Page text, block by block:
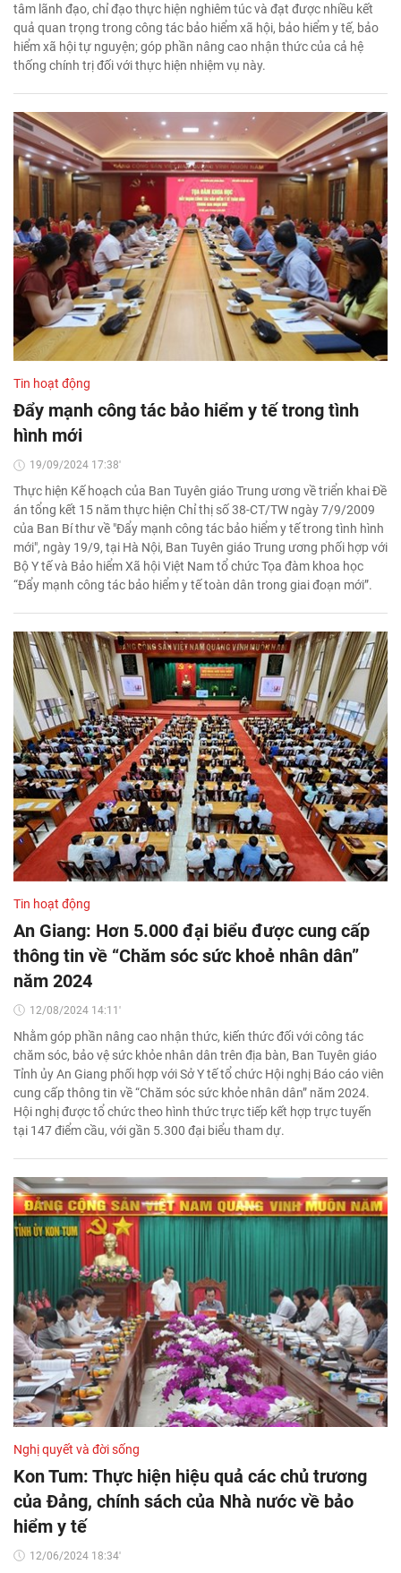
tâm lãnh đạo, chỉ đạo thực hiện nghiêm túc và đạt được nhiều kết
quả quan trọng trong công tác bảo hiểm xã hội, bảo hiểm y tế, bảo
hiểm xã hội tự nguyện; góp phần nâng cao nhận thức của cả hệ
thống chính trị đối với thực hiện nhiệm vụ này.
Tin hoạt động
Đẩy mạnh công tác bảo hiểm y tế trong tình
hình mới
19/09/2024 17:38'
Thực hiện Kế hoạch của Ban Tuyên giáo Trung ương về triển khai Đề
án tổng kết 15 năm thực hiện Chỉ thị số 38-CT/TW ngày 7/9/2009
của Ban Bí thư về "Đẩy mạnh công tác bảo hiểm y tế trong tình hình
mới", ngày 19/9, tại Hà Nội, Ban Tuyên giáo Trung ương phối hợp với
Bộ Y tế và Bảo hiểm Xã hội Việt Nam tổ chức Tọa đàm khoa học
“Đẩy mạnh công tác bảo hiểm y tế toàn dân trong giai đoạn mới”.
Tin hoạt động
An Giang: Hơn 5.000 đại biểu được cung cấp
thông tin về “Chăm sóc sức khoẻ nhân dân”
năm 2024
12/08/2024 14:11'
Nhằm góp phần nâng cao nhận thức, kiến thức đối với công tác
chăm sóc, bảo vệ sức khỏe nhân dân trên địa bàn, Ban Tuyên giáo
Tỉnh ủy An Giang phối hợp với Sở Y tế tổ chức Hội nghị Báo cáo viên
cung cấp thông tin về “Chăm sóc sức khỏe nhân dân” năm 2024.
Hội nghị được tổ chức theo hình thức trực tiếp kết hợp trực tuyến
tại 147 điểm cầu, với gần 5.300 đại biểu tham dự.
Nghị quyết và đời sống
Kon Tum: Thực hiện hiệu quả các chủ trương
của Đảng, chính sách của Nhà nước về bảo
hiểm y tế
12/06/2024 18:34'